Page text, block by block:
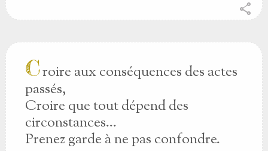
share
Croire aux conséquences des actes
passés,
Croire que tout dépend des
circonstances...
Prenez garde à ne pas confondre.